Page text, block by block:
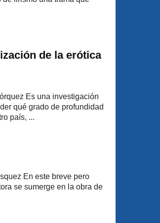
de la erótica
Es una investigación
qué grado de profundidad
país, ...
En este breve pero
se sumerge en la obra de